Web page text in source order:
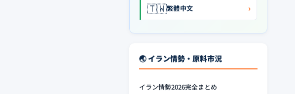
🇹🇼繁體中文 ›
🌏 イラン情勢・原料市況
イラン情勢2026完全まとめ